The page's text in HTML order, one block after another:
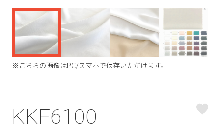
※こちらの画像はPC/スマホで保存いただけます。
KKF6100